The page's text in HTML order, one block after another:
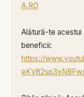
A.RO
Alătură-te acestui
beneficii:
https://